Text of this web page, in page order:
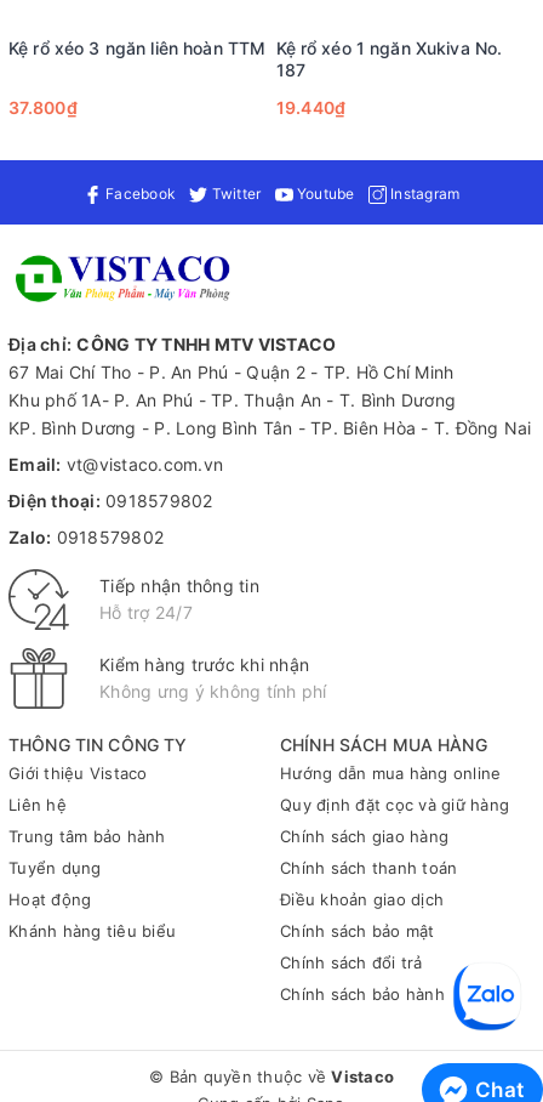
Kệ rổ xéo 3 ngăn liên hoàn TTM
37.800₫
Kệ rổ xéo 1 ngăn Xukiva No.
187
19.440₫
Facebook Twitter Youtube Instagram
THÔNG TIN CÔNG TY
Giới thiệu Vistaco
Liên hệ
Trung tâm bảo hành
Tuyển dụng
Hoạt động
Khánh hàng tiêu biểu
CHÍNH SÁCH MUA HÀNG
Hướng dẫn mua hàng online
Quy định đặt cọc và giữ hàng
Chính sách giao hàng
Chính sách thanh toán
Điều khoản giao dịch
Chính sách bảo mật
Chính sách đổi trả
Chính sách bảo hành
Địa chỉ: CÔNG TY TNHH MTV VISTACO
67 Mai Chí Tho - P. An Phú - Quận 2 - TP. Hồ Chí Minh
Khu phố 1A- P. An Phú - TP. Thuận An - T. Bình Dương
KP. Bình Dương - P. Long Bình Tân - TP. Biên Hòa - T. Đồng Nai
Email: vt@vistaco.com.vn
Điện thoại: 0918579802
Zalo: 0918579802
Tiếp nhận thông tin
Hỗ trợ 24/7
Kiểm hàng trước khi nhận
Không ưng ý không tính phí
© Bản quyền thuộc vềVistaco
Chat